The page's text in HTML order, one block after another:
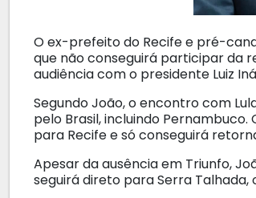
O ex-prefeito do Recife e pré-
que não conseguirá participar da
audiência com o presidente Luiz
Segundo João, o encontro com
pelo Brasil, incluindo
para Recife e só conseguirá
Apesar da ausência em Triunfo,
seguirá direto para Serra Talhada,